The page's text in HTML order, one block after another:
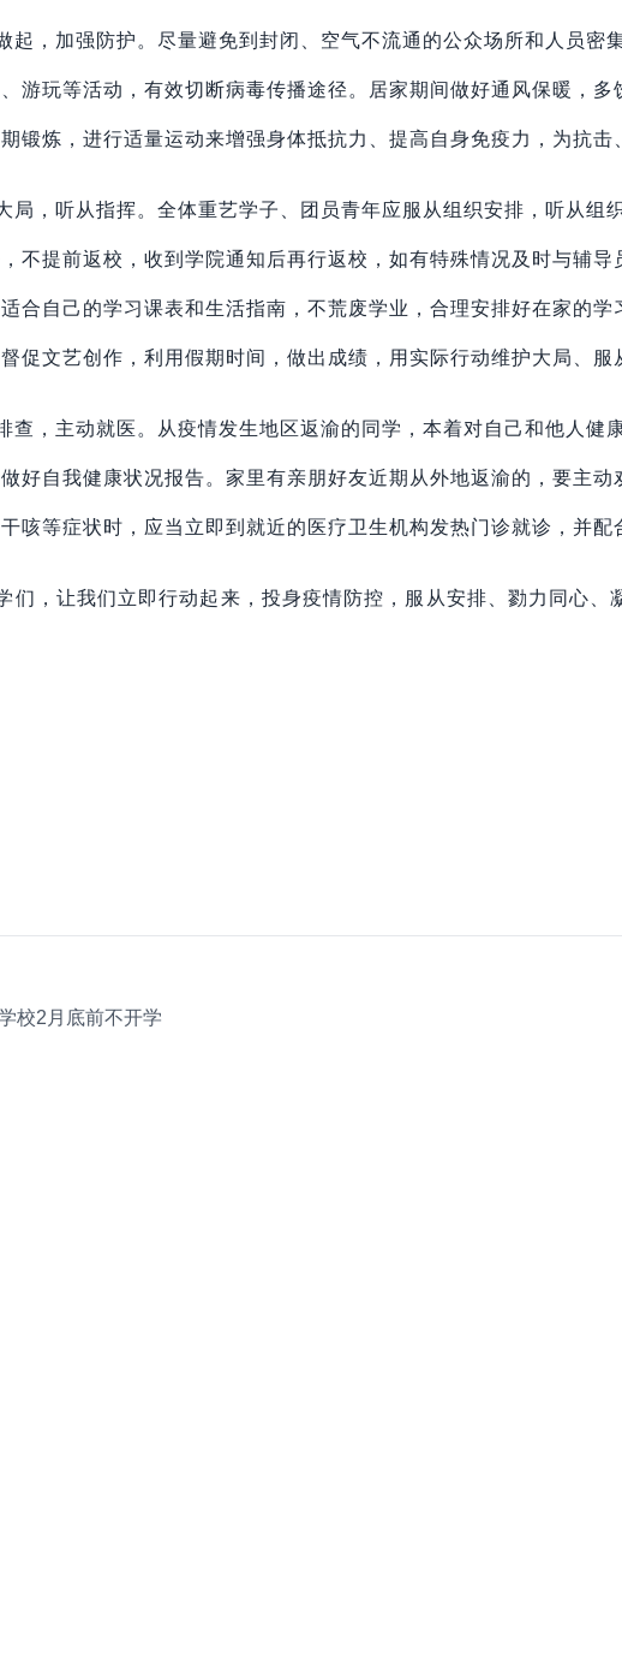
起，加强防护。尽量避免到封闭、空气不流通的公众场所和人员
游玩等活动，有效切断病毒传播途径。居家期间做好通风保暖，
锻炼，进行适量运动来增强身体抵抗力、提高自身免疫力，为抗击
局，听从指挥。全体重艺学子、团员青年应服从组织安排，听从
不提前返校，收到学院通知后再行返校，如有特殊情况及时与辅
合自己的学习课表和生活指南，不荒废学业，合理安排好在家的
促文艺创作，利用假期时间，做出成绩，用实际行动维护大局、服
查，主动就医。从疫情发生地区返渝的同学，本着对自己和他人
好自我健康状况报告。家里有亲朋好友近期从外地返渝的，要主
咳等症状时，应当立即到就近的医疗卫生机构发热门诊就诊，并配
们，让我们立即行动起来，投身疫情防控，服从安排、勠力同心
校2月底前不开学